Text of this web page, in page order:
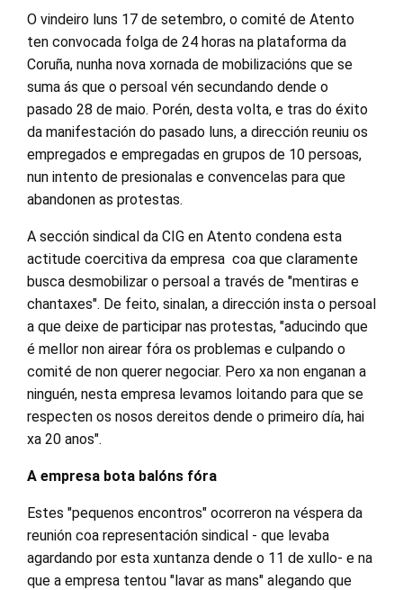
O vindeiro luns 17 de setembro, o comité de Atento
ten convocada folga de 24 horas na plataforma da
Coruña, nunha nova xornada de mobilizacións que se
suma ás que o persoal vén secundando dende o
pasado 28 de maio. Porén, desta volta, e tras do éxito
da manifestación do pasado luns, a dirección reuniu os
empregados e empregadas en grupos de 10 persoas,
nun intento de presionalas e convencelas para que
abandonen as protestas.
A sección sindical da CIG en Atento condena esta
actitude coercitiva da empresa coa que claramente
busca desmobilizar o persoal a través de "mentiras e
chantaxes". De feito, sinalan, a dirección insta o persoal
a que deixe de participar nas protestas, "aducindo que
é mellor non airear fóra os problemas e culpando o
comité de non querer negociar. Pero xa non enganan a
ninguén, nesta empresa levamos loitando para que se
respecten os nosos dereitos dende o primeiro día, hai
xa 20 anos".
A empresa bota balóns fóra
Estes "pequenos encontros" ocorreron na véspera da
reunión coa representación sindical - que levaba
agardando por esta xuntanza dende o 11 de xullo- e na
que a empresa tentou "lavar as mans" alegando que